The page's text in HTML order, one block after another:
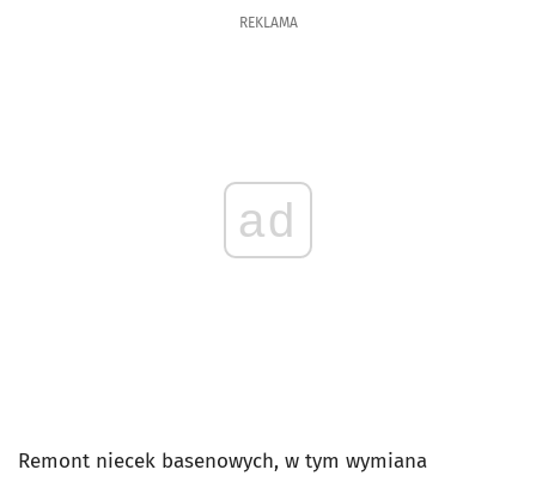
REKLAMA
ad
Remont niecek basenowych, w tym wymiana